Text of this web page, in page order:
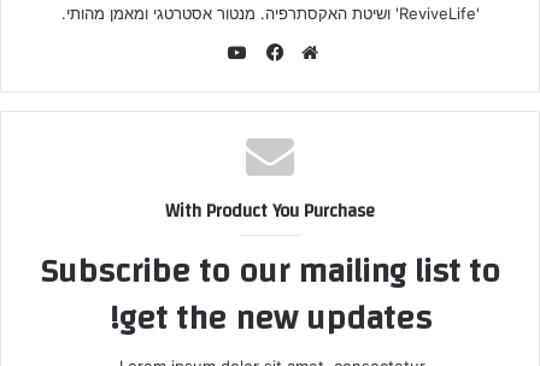
'ReviveLife' ושיטת האקסתרפיה. מנטור אסטרטגי ומאמן מהותי.
With Product You Purchase
Subscribe to our mailing list to
get the new updates!